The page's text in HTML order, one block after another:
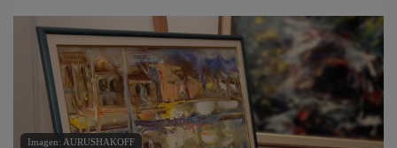
Imagen: AURUSHAKOFF